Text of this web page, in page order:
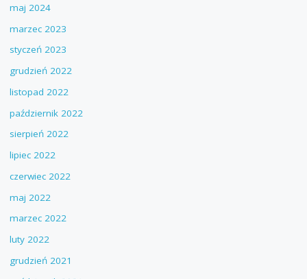
maj 2024
marzec 2023
styczeń 2023
grudzień 2022
listopad 2022
październik 2022
sierpień 2022
lipiec 2022
czerwiec 2022
maj 2022
marzec 2022
luty 2022
grudzień 2021